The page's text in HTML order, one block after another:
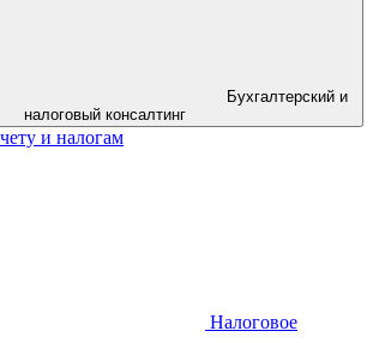
налоговый консалтинг
и налогам
Налоговое